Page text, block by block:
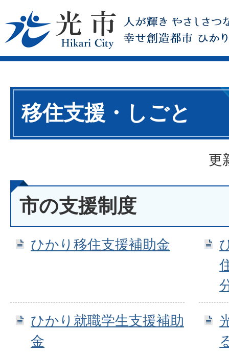
移住支援・しごと
更
市の支援制度
ひかり移住支援補助金
ひかり就職学生支援補助
金